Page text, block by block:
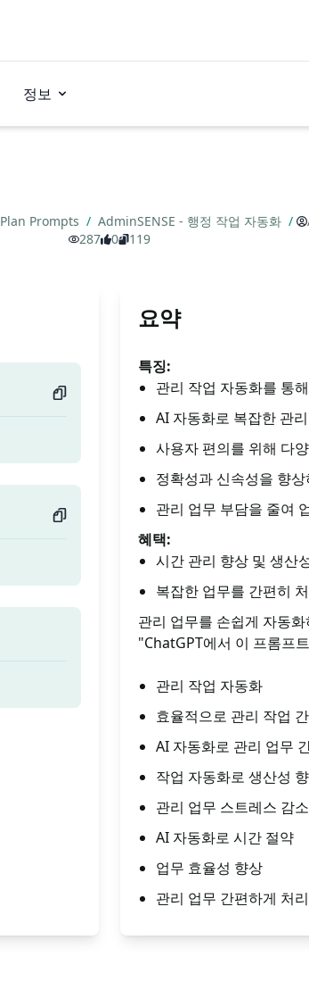
정보
Plan Prompts / AdminSENSE - 행정 작업 자동화 /
287
0 119
요약
특징:
관리 작업 자동화를 통
AI 자동화로 복잡한 관
사용자 편의를 위해 다
정확성과 신속성을 향
관리 업무 부담을 줄여
혜택:
시간 관리 향상 및 생산
복잡한 업무를 간편히
관리 업무를 손쉽게 자동
"ChatGPT에서 이 프롬프
관리 작업 자동화
효율적으로 관리 작업
AI 자동화로 관리 업무
작업 자동화로 생산성
관리 업무 스트레스 감소
AI 자동화로 시간 절약
업무 효율성 향상
관리 업무 간편하게 처